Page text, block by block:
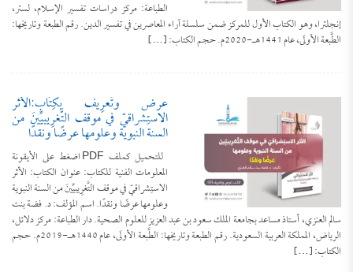
الطباعة: مركز دراسات تفسير الإسلام، لستر،
إنجلترا، وهو الكتاب الأول للمركز ضمن سلسلة آراء المعاصرين في تفسير الدين. رقم الطبعة وتاريخها:
الطَّبعة الأولَى، عام 1441هـ-2020م. حجم الكتاب: […]
عرض وتَعرِيف بكِتَاب:الأثر
الاستِشراقيّ في موقف التَّغرِيبيِّينَ من
السنة النبوية وعلومها عرضًا ونقدًا
للتحميل كملف PDF اضغط على الأيقونة
المعلومات الفنية للكتاب: عنوان الكتاب: الأثر
الاستِشراقيّ في موقف التَّغرِيبيِّينَ من السنة النبوية
وعلومها عرضًا ونقدًا. اسم المؤلف: د. فضة بنت
سالم العنزي، أستاذ مساعد بجامعة الملك سعود بن عبد العزيز للعلوم الصحية. دار الطباعة: مركز دلائل،
الرياض، المملكة العربية السعودية. رقم الطبعة وتاريخها: الطَّبعة الأولَى، عام 1440هـ-2019م. حجم
الكتاب: […]